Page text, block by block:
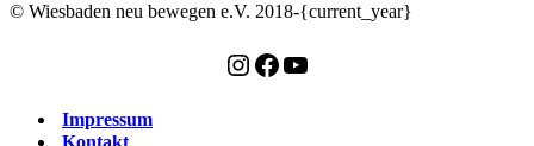
© Wiesbaden neu bewegen e.V. 2018-{current_year}
Instagram
Facebook
YouTube
Impressum
Kontakt